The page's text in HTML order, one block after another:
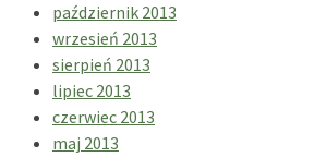
październik 2013
wrzesień 2013
sierpień 2013
lipiec 2013
czerwiec 2013
maj 2013